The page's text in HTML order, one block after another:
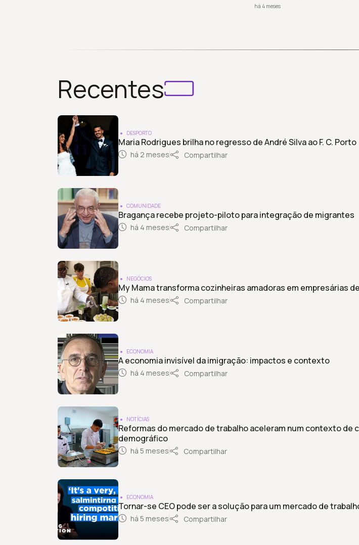
há 4 meses
Recentes
DESPORTO
Maria Rodrigues brilha no regresso de André Silva ao F. C. Porto
há 2 meses Compartilhar
COMUNIDADE
Bragança recebe projeto-piloto para integração de migrantes
há 4 meses Compartilhar
NEGÓCIOS
My Mama transforma cozinheiras amadoras em empresárias
há 4 meses Compartilhar
ECONOMIA
A economia invisível da imigração: impactos e contexto
há 4 meses Compartilhar
NOTÍCIAS
Reformas do mercado de trabalho aceleram num contexto de
demográfico
há 5 meses Compartilhar
ECONOMIA
Tornar-se CEO pode ser a solução para um mercado de
há 5 meses Compartilhar